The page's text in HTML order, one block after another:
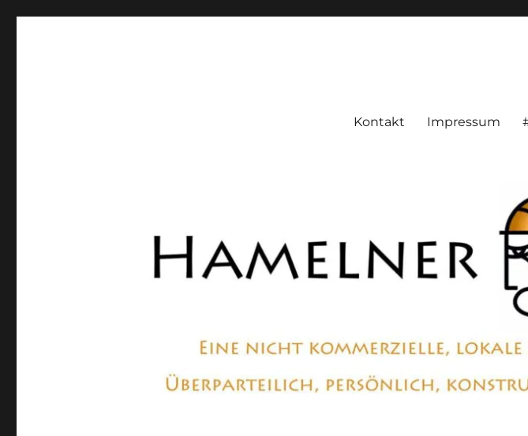
Kontakt Impressum